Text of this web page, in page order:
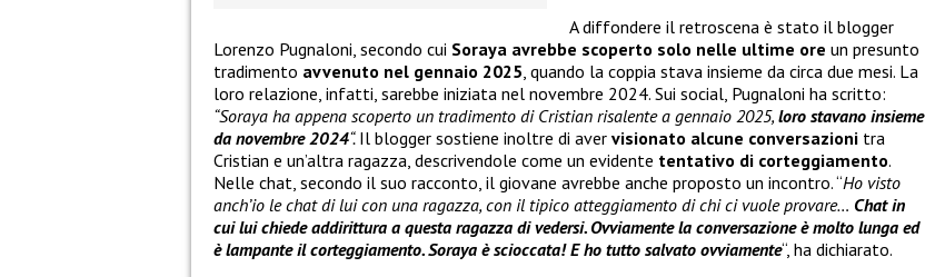
A diffondere il retroscena è stato il blogger
Lorenzo Pugnaloni, secondo cui Soraya avrebbe scoperto solo nelle ultime ore un presunto
tradimento avvenuto nel gennaio 2025, quando la coppia stava insieme da circa due mesi. La
loro relazione, infatti, sarebbe iniziata nel novembre 2024. Sui social, Pugnaloni ha scritto:
“Soraya ha appena scoperto un tradimento di Cristian risalente a gennaio 2025, loro stavano insieme
da novembre 2024“. Il blogger sostiene inoltre di aver visionato alcune conversazioni tra
Cristian e un’altra ragazza, descrivendole come un evidente tentativo di corteggiamento.
Nelle chat, secondo il suo racconto, il giovane avrebbe anche proposto un incontro. “Ho visto
anch’io le chat di lui con una ragazza, con il tipico atteggiamento di chi ci vuole provare… Chat in
cui lui chiede addirittura a questa ragazza di vedersi. Ovviamente la conversazione è molto lunga ed
è lampante il corteggiamento. Soraya è scioccata! E ho tutto salvato ovviamente“, ha dichiarato.